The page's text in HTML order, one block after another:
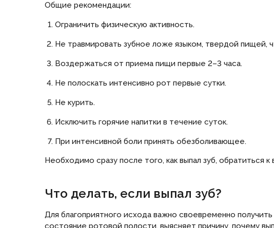
Общие рекомендации:
Ограничить физическую активность.
Не травмировать зубное ложе языком, твердой пищей,
Воздержаться от приема пищи первые 2–3 часа.
Не полоскать интенсивно рот первые сутки.
Не курить.
Исключить горячие напитки в течение суток.
При интенсивной боли принять обезболивающее.
Необходимо сразу после того, как выпал зуб, обратиться к
Что делать, если выпал зуб?
Для благоприятного исхода важно своевременно
состояние ротовой полости, выясняет причину, почему